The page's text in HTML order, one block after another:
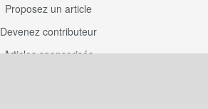
Proposez un article
Devenez contributeur
Articles sponsorisés